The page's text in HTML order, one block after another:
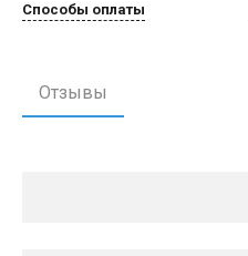
Способы оплаты
Отзывы